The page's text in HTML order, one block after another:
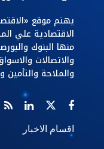
يهتم موقع
الاقتصادية علي
منها البنوك
والاتصالات
والملاحة والتأمين
اقسام الاخبار